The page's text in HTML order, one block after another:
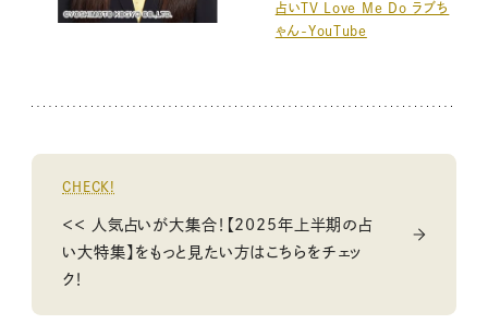
占いTV Love Me Do ラブち
ゃん-YouTube
CHECK!
＜＜ 人気占いが大集合！【2025年上半期の占
い大特集】をもっと見たい方はこちらをチェッ
ク！